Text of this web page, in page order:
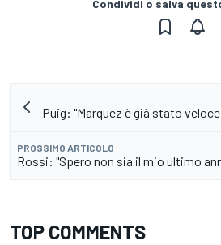
Condividi o salva
Puig: "Marquez è già stato
PROSSIMO ARTICOLO
Rossi: "Spero non sia il mio ultimo
TOP COMMENTS